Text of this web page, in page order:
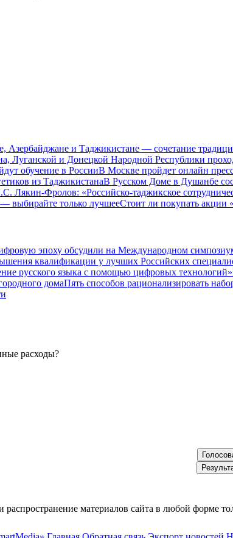
Азербайджане и Таджикистане — сочетание
Луганской и Донецкой Народной Республики
обучение в РоссииВ Москве пройдет онлайн
из ТаджикистанаВ Русском Доме в Душанбе
Лякин-Фролов: «Российско-таджикское
выбирайте только лучшееСтоит ли покупать акции
эпоху обсудили на Международном
квалификации у лучших Российских
русского языка с помощью цифровых технологий»
домаПять способов рационализировать
расходы?
материалов сайта в любой форме